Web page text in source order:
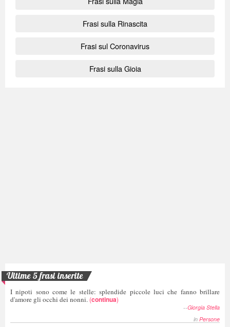
Frasi sulla Rinascita
Frasi sul Coronavirus
Frasi sulla Gioia
Ultime 5 frasi inserite
I nipoti sono come le stelle: splendide piccole luci che fanno brillare
d'amore gli occhi dei nonni. (continua)
--Giorgia Stella
in Persone